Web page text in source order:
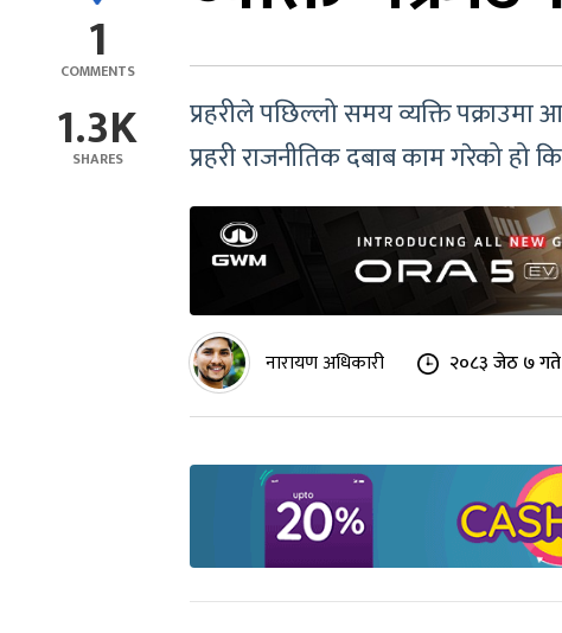
1
COMMENTS
1.3K
SHARES
प्रहरीले पछिल्लो समय व्यक्ति
प्रहरी राजनीतिक दबाब काम गरेको हो
नारायण अधिकारी २०८३ जेठ ७ गते